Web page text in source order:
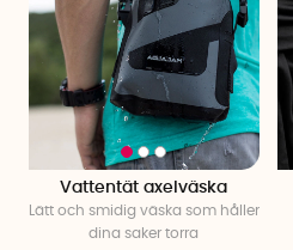
Vattentät axelväska
Lätt och smidig väska som håller
dina saker torra